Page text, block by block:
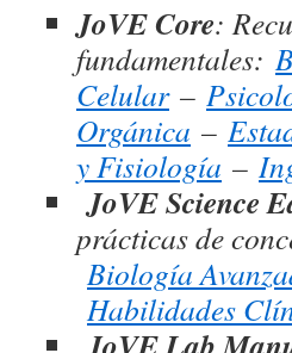
JoVE Core:
fundamentales:
Celular–
Orgánica –
y Fisiología –
JoVE Science
prácticas de
Biología
Habilidades